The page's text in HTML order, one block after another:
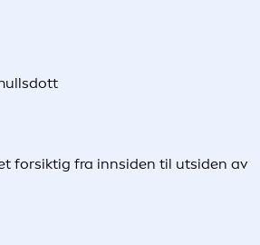
forsiktig fra innsiden til utsiden av